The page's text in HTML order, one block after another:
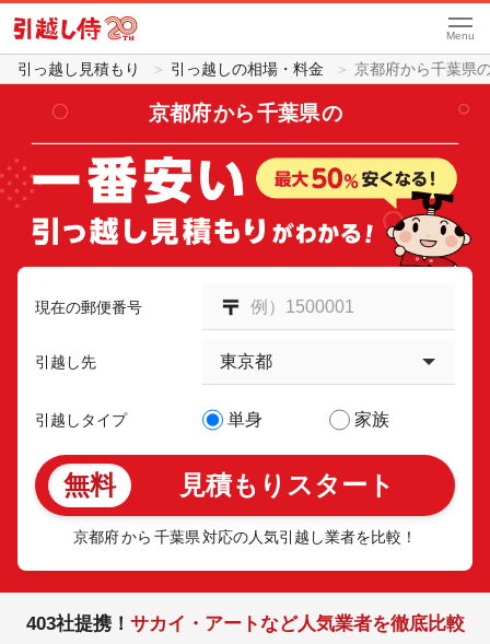
Menu
引っ越し見積もり 引っ越しの相場・料金 京都府から千葉県
京都府から千葉県の
現在の郵便番号
引越し先
引越しタイプ 単身 家族
無料 見積もりスタート
京都府から 千葉県対応の人気引越し業者を比較！
403社提携！ サカイ・アートなど人気業者を徹底比較